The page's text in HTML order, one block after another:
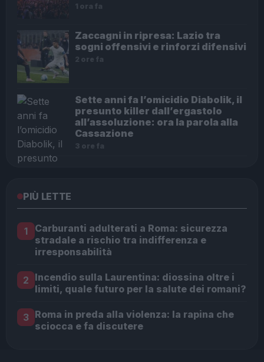
1 ora fa
Zaccagni in ripresa: Lazio tra
sogni offensivi e rinforzi difensivi
2 ore fa
Sette anni fa l’omicidio Diabolik, il
presunto killer dall’ergastolo
all’assoluzione: ora la parola alla
Cassazione
3 ore fa
PIÙ LETTE
1
Carburanti adulterati a Roma: sicurezza
stradale a rischio tra indifferenza e
irresponsabilità
2 Incendio sulla Laurentina: diossina oltre i
limiti, quale futuro per la salute dei romani?
3 Roma in preda alla violenza: la rapina che
sciocca e fa discutere